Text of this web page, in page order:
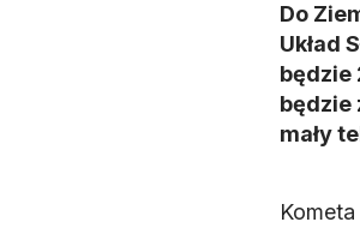
Do
Układ
będzie
będzie
mały